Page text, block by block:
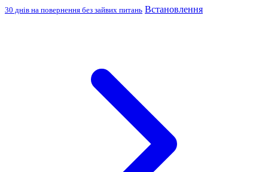
30 днів на повернення без зайвих питань Встановлення